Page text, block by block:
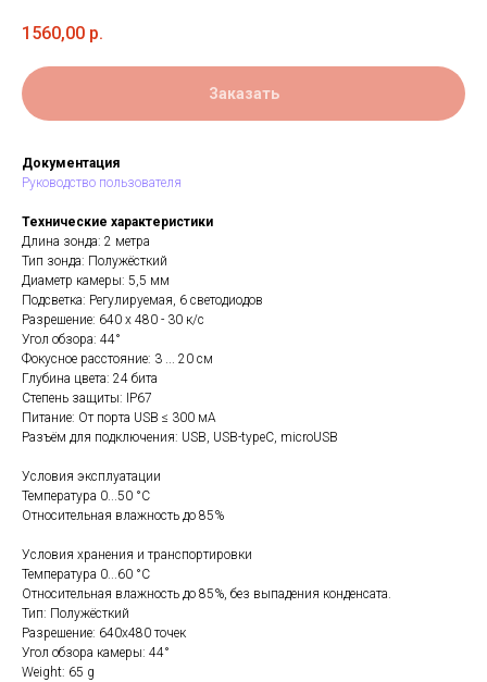
1560,00 р.
Заказать
Документация
Руководство пользователя
Технические характеристики
Длина зонда: 2 метра
Тип зонда: Полужёсткий
Диаметр камеры: 5,5 мм
Подсветка: Регулируемая, 6 светодиодов
Разрешение: 640 х 480 - 30 к/с
Угол обзора: 44°
Фокусное расстояние: 3 ... 20 см
Глубина цвета: 24 бита
Степень защиты: IP67
Питание: От порта USB ≤ 300 мА
Разъём для подключения: USB, USB-typeC, microUSB
Условия эксплуатации
Температура 0...50 °С
Относительная влажность до 85%
Условия хранения и транспортировки
Температура 0...60 °С
Относительная влажность до 85%, без выпадения конденсата.
Тип: Полужёсткий
Разрешение: 640х480 точек
Угол обзора камеры: 44°
Weight: 65 g